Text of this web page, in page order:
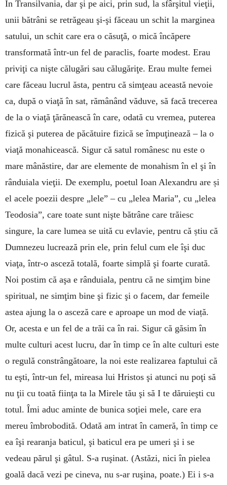
În Transilvania, dar şi pe aici, prin sud, la sfârşitul vieţii,
unii bătrâni se retrăgeau şi-şi făceau un schit la marginea
satului, un schit care era o căsuţă, o mică încăpere
transformată într-un fel de paraclis, foarte modest. Erau
priviţi ca nişte călugări sau călugăriţe. Erau multe femei
care făceau lucrul ăsta, pentru că sim­ţeau această nevoie
ca, după o viaţă în sat, rămânând văduve, să facă trecerea
de la o viaţă ţărănească în care, odată cu vremea, puterea
fizică şi puterea de păcătuire fizică se împuţinează – la o
viaţă monahicească. Sigur că satul românesc nu este o
mare mânăstire, dar are elemente de monahism în el şi în
rânduiala vieţii. De exemplu, poetul Ioan Alexandru are și
el acele poezii despre „lele” – cu „lelea Maria”, cu „lelea
Teodosia”, care toate sunt nişte bătrâne care trăiesc
singure, la care lumea se uită cu evlavie, pentru că știu că
Dumnezeu lucrează prin ele, prin felul cum ele îşi duc
viaţa, într-o asceză totală, foarte simplă şi foarte curată.
Noi postim că aşa e rânduiala, pentru că ne simţim bine
spiritual, ne simţim bine şi fizic şi o facem, dar femeile
astea ajung la o asceză care e aproape un mod de viață.
Or, acesta e un fel de a trăi ca în rai. Sigur că găsim în
multe culturi acest lucru, dar în timp ce în alte culturi este
o regulă constrângătoare, la noi este realizarea faptului că
tu eşti, într-un fel, mireasa lui Hristos şi atunci nu poţi să
nu ţii cu toată fiinţa ta la Mirele tău şi să I te dăruieşti cu
totul. Îmi aduc aminte de bunica soţiei mele, care era
mereu îmbrobodită. Odată am intrat în cameră, în timp ce
ea îşi rearanja baticul, şi baticul era pe umeri şi i se
vedeau părul şi gâtul. S-a ruşinat. (Astăzi, nici în pielea
goală dacă vezi pe cineva, nu s-ar ruşina, poate.) Ei i s-a